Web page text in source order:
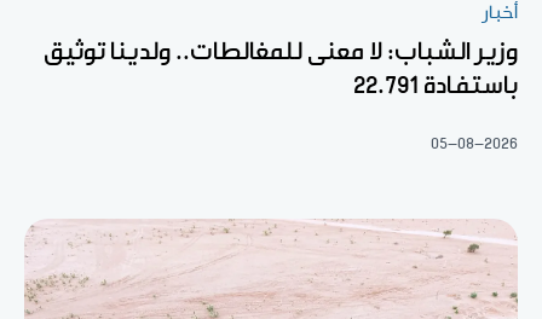
أخبار
وزير الشباب: لا معنى للمغالطات.. ولدينا توثيق
باستفادة 22.791
05-08-2026